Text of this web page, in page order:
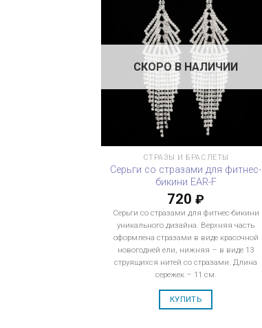
СКОРО В НАЛИЧИИ
СТРАЗЫ И БРАСЛЕТЫ
Серьги со стразами для фитнес-
бикини EAR-F
720₽
Серьги со стразами для фитнес-бикини
уникального дизайна. Верхняя часть
оформлена стразами в виде красочной
новогодней ели, нижняя – в виде 13
струящихся нитей со стразами. Длина
сережек – 11 см.
КУПИТЬ